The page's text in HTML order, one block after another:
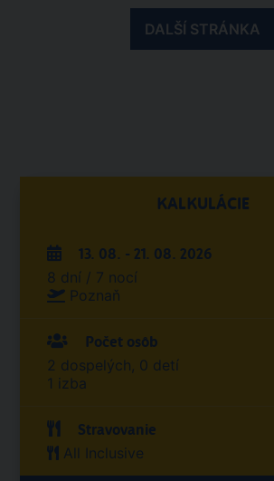
DALŠÍ STRÁNKA
KALKULÁCIE
13. 08. - 21. 08. 2026
8 dní / 7 nocí
Poznaň
Počet osôb
2 dospelých, 0 detí
1 izba
Stravovanie
All Inclusive